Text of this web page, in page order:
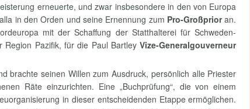
erneuerte, und zwar insbesondere in den von Europa
in den Orden und seine Ernennung zum Pro-Großprioran.
mit der Schaffung der Statthalterei für Schweden-
Region Pazifik, für die Paul BartleyVize-Generalgouverneur
brachte seinen Willen zum Ausdruck, persönlich alle Priester
Räte einzurichten. Eine „Buchprüfung“, die von einem
in dieser entscheidenden Etappe ermöglichen.